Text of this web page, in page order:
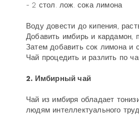
- 2 стол. лож. сока лимона
Воду довести до кипения,
Добавить имбирь и кардамон,
Затем добавить сок лимона и
Чай процедить и разлить по
2. Имбирный чай
Чай из имбиря обладает
людям интеллектуального